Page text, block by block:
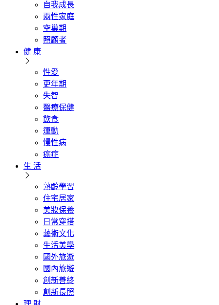
自我成長
兩性家庭
空巢期
照顧者
健 康
性愛
更年期
失智
醫療保健
飲食
運動
慢性病
癌症
生 活
熟齡學習
住宅居家
美妝保養
日常穿搭
藝術文化
生活美學
國外旅遊
國內旅遊
創新善終
創新長照